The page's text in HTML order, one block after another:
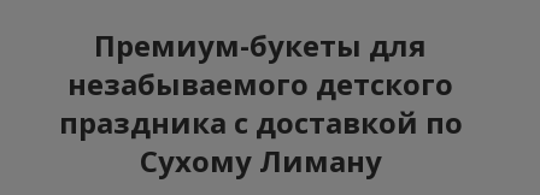
Премиум-букеты для
незабываемого детского
праздника с доставкой по
Сухому Лиману